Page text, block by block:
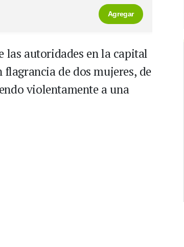
Agregar
las autoridades en la capital
de dos mujeres, de
violentamente a una